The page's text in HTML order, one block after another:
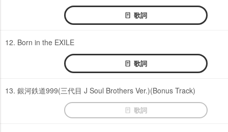
歌詞
12. Born in the EXILE
歌詞
13. 銀河鉄道999(三代目 J Soul Brothers Ver.)(Bonus Track)
歌詞